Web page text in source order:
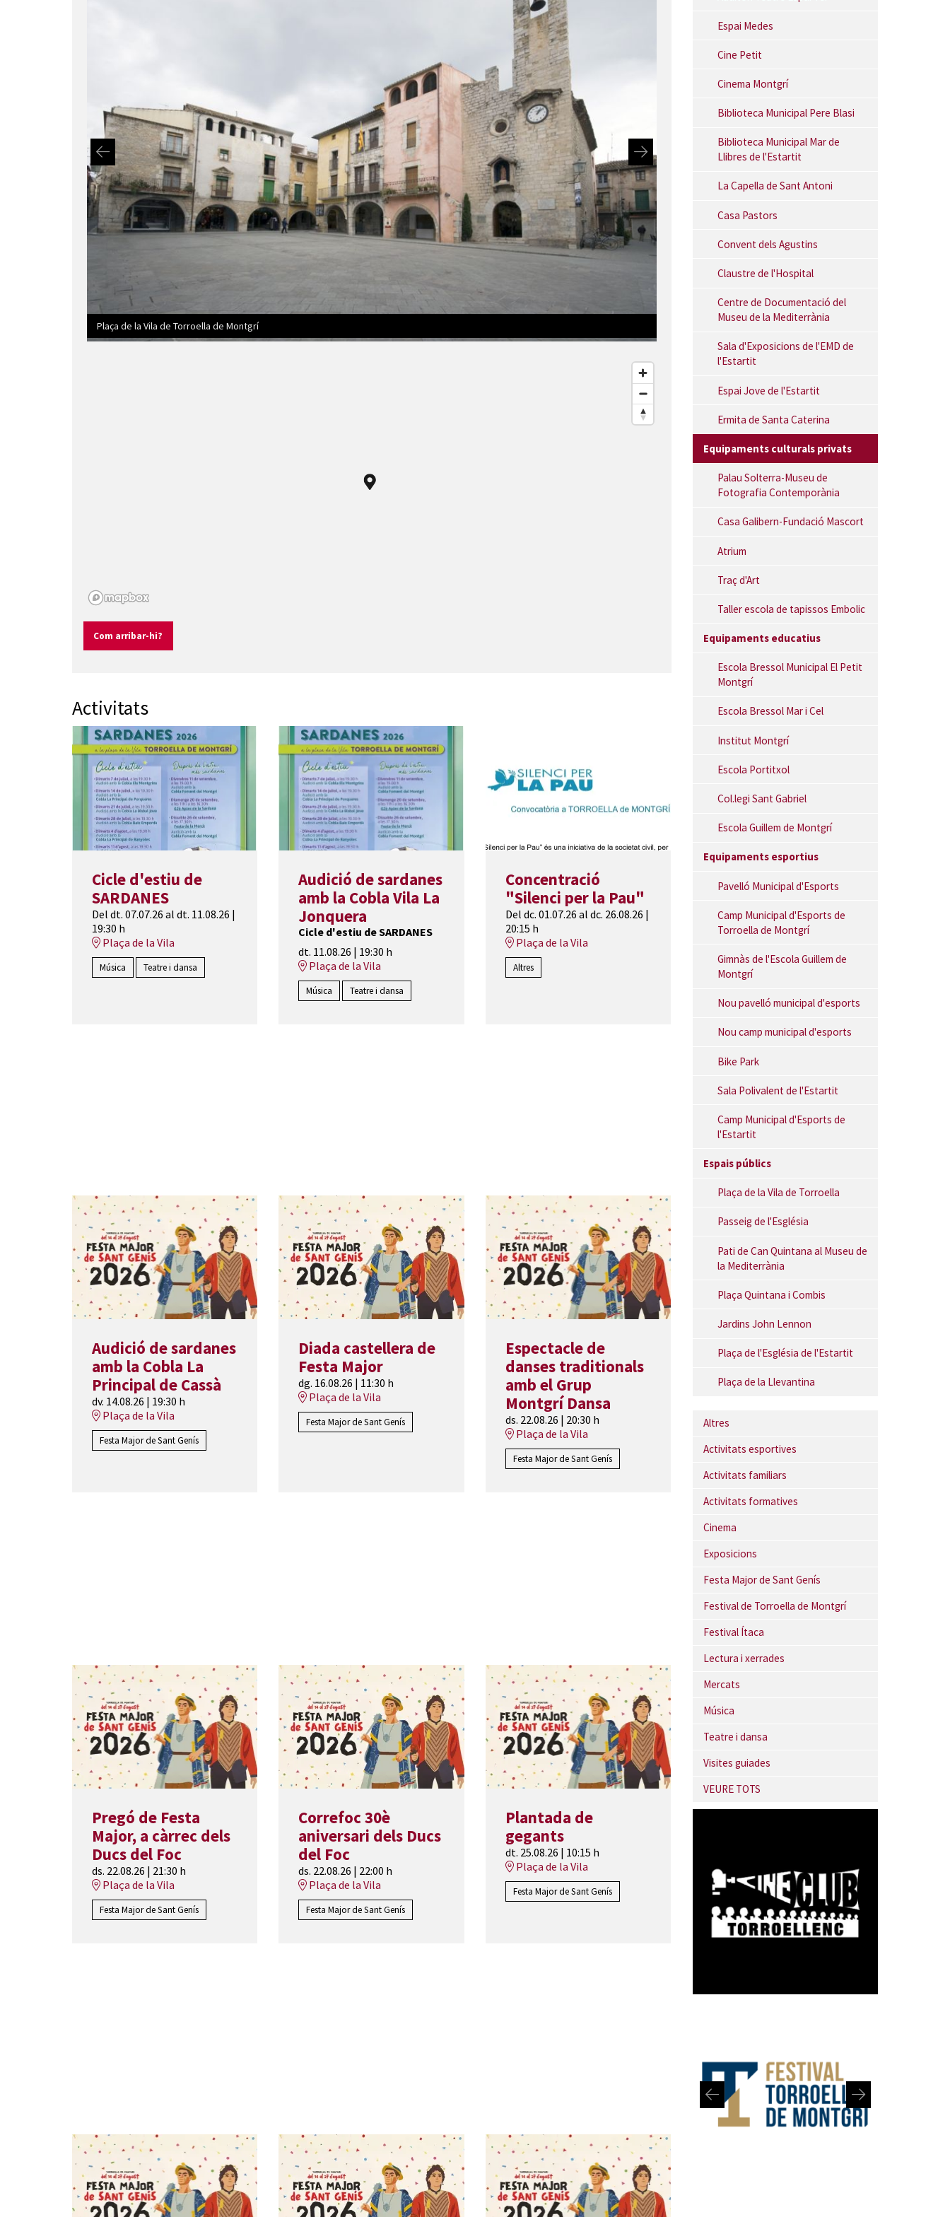
Plaça de la Vila de Torroella de Montgrí
Com arribar-hi?
Activitats
Cicle d'estiu de
SARDANES
Del dt. 07.07.26 al dt. 11.08.26 |
19:30 h
Plaça de la Vila
Música Teatre i dansa
Audició de sardanes
amb la Cobla Vila La
Jonquera
Cicle d'estiu de SARDANES
dt. 11.08.26 | 19:30 h
Plaça de la Vila
Música Teatre i dansa
Concentració
"Silenci per la Pau"
Del dc. 01.07.26 al dc. 26.08.26 |
20:15 h
Plaça de la Vila
Altres
Audició de sardanes
amb la Cobla La
Principal de Cassà
dv. 14.08.26 | 19:30 h
Plaça de la Vila
Festa Major de Sant Genís
Diada castellera de
Festa Major
dg. 16.08.26 | 11:30 h
Plaça de la Vila
Festa Major de Sant Genís
Espectacle de
danses traditionals
amb el Grup
Montgrí Dansa
ds. 22.08.26 | 20:30 h
Plaça de la Vila
Festa Major de Sant Genís
Pregó de Festa
Major, a càrrec dels
Ducs del Foc
ds. 22.08.26 | 21:30 h
Plaça de la Vila
Festa Major de Sant Genís
Correfoc 30è
aniversari dels Ducs
del Foc
ds. 22.08.26 | 22:00 h
Plaça de la Vila
Festa Major de Sant Genís
Plantada de
gegants
dt. 25.08.26 | 10:15 h
Plaça de la Vila
Festa Major de Sant Genís
Espai Medes
Cine Petit
Cinema Montgrí
Biblioteca Municipal Pere Blasi
Biblioteca Municipal Mar de
Llibres de l'Estartit
La Capella de Sant Antoni
Casa Pastors
Convent dels Agustins
Claustre de l'Hospital
Centre de Documentació del
Museu de la Mediterrània
Sala d'Exposicions de l'EMD de
l'Estartit
Espai Jove de l'Estartit
Ermita de Santa Caterina
Equipaments culturals privats
Palau Solterra-Museu de
Fotografia Contemporània
Casa Galibern-Fundació Mascort
Atrium
Traç d'Art
Taller escola de tapissos Embolic
Equipaments educatius
Escola Bressol Municipal El Petit
Montgrí
Escola Bressol Mar i Cel
Institut Montgrí
Escola Portitxol
Col.legi Sant Gabriel
Escola Guillem de Montgrí
Equipaments esportius
Pavelló Municipal d'Esports
Camp Municipal d'Esports de
Torroella de Montgrí
Gimnàs de l'Escola Guillem de
Montgrí
Nou pavelló municipal d'esports
Nou camp municipal d'esports
Bike Park
Sala Polivalent de l'Estartit
Camp Municipal d'Esports de
l'Estartit
Espais públics
Plaça de la Vila de Torroella
Passeig de l'Església
Pati de Can Quintana al Museu de
la Mediterrània
Plaça Quintana i Combis
Jardins John Lennon
Plaça de l'Església de l'Estartit
Plaça de la Llevantina
Altres
Activitats esportives
Activitats familiars
Activitats formatives
Cinema
Exposicions
Festa Major de Sant Genís
Festival de Torroella de Montgrí
Festival Ítaca
Lectura i xerrades
Mercats
Música
Teatre i dansa
Visites guiades
VEURE TOTS